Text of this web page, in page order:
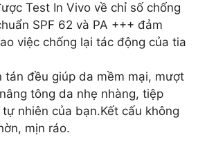
Test In Vivo về chỉ số chống
SPF 62 và PA +++ đảm
việc chống lại tác động của tia
tán đều giúp da mềm mại, mượt
tông da nhẹ nhàng, tiệp
nhiên của bạn.Kết cấu không
mịn ráo.